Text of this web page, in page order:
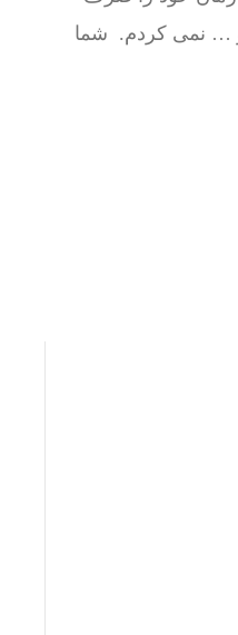
و … نمی کردم. شما